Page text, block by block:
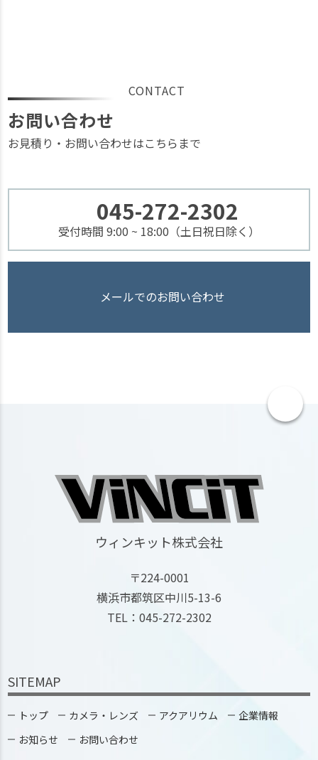
CONTACT
お問い合わせ
お見積り・お問い合わせはこちらまで
045-272-2302
受付時間 9:00 ~ 18:00（土日祝日除く）
メールでのお問い合わせ
ウィンキット株式会社
〒224-0001
横浜市都筑区中川5-13-6
TEL：045-272-2302
SITEMAP
トップ カメラ・レンズ アクアリウム
企業情報
お知らせ
お問い合わせ